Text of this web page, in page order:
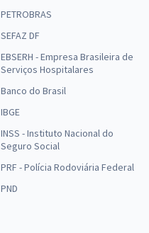
PETROBRAS
SEFAZ DF
EBSERH - Empresa Brasileira de
Serviços Hospitalares
Banco do Brasil
IBGE
INSS - Instituto Nacional do
Seguro Social
PRF - Polícia Rodoviária Federal
PND